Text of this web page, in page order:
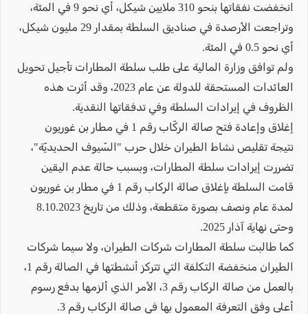
انخفضت نفقاتها بنحو 310 ملايين شيكل، أي نحو 9 في المئة،
وتراجعت الأرصدة في صناديق السلطة بمقدار 29 مليون شيكل،
أي نحو 0.5 في المئة.
ولم توافق وزارة المالية على طلب سلطة المطارات تأجيل تحويل
العائدات المستحقة للدولة عن عام 2023، وقد أثرت هذه
الظروف في إيرادات السلطة وفي تدفقاتها النقدية.
إغلاق وإعادة فتح صالة الركّاب رقم 1 في مطار بن غوريون
نتيجة تقليص نشاط الطيران خلال حرب "السّيوف الحديديّة"،
تضررت إيرادات سلطة المطارات، وبسبب حالة عدم اليقين
قامت السلطة بإغلاق صالة الركاب رقم 1 في مطار بن غوريون
لمدة عام ونصف بصورة متقطعة، وذلك من تاريخ 8.10.2023
وحتى نهاية آذار 2025.
كما طالبت سلطة المطارات شركات الطيران، ولا سيما شركات
الطيران منخفضة التكلفة التي تتركز أنشطتها في الصالة رقم 1،
بالعمل من صالة الركاب رقم 3، الأمر الذي ألزمها بدفع رسوم
أعلى وفق التعرفة المعمول بها في صالة الركاب رقم 3.